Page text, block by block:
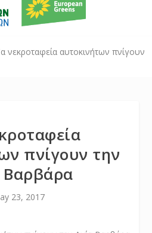
νεκροταφεία αυτοκινήτων πνίγουν
πνίγουν την
Βαρβάρα
23, 2017